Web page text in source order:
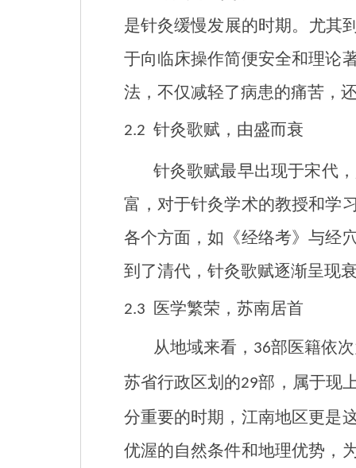
是针灸缓慢发展的时期。尤其
于向临床操作简便安全和理论
法，不仅减轻了病患的痛苦，
2.2 针灸歌赋，由盛而衰
针灸歌赋最早出现于宋代
富，对于针灸学术的教授和学
各个方面，如《经络考》与经
到了清代，针灸歌赋逐渐呈现
2.3 医学繁荣，苏南居首
从地域来看， 36部医籍依
苏省行政区划的29部，属于现
分重要的时期，江南地区更是
优渥的自然条件和地理优势，